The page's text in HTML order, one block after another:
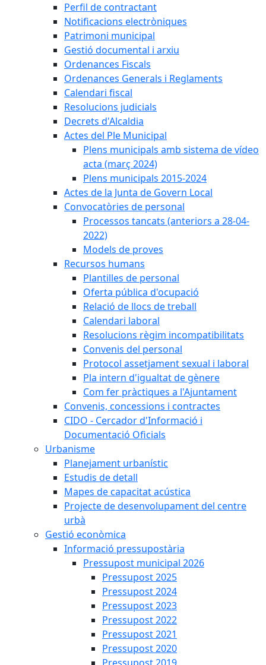
Perfil de contractant
Notificacions electròniques
Patrimoni municipal
Gestió documental i arxiu
Ordenances Fiscals
Ordenances Generals i Reglaments
Calendari fiscal
Resolucions judicials
Decrets d'Alcaldia
Actes del Ple Municipal
Plens municipals amb sistema de vídeo
acta (març 2024)
Plens municipals 2015-2024
Actes de la Junta de Govern Local
Convocatòries de personal
Processos tancats (anteriors a 28-04-
2022)
Models de proves
Recursos humans
Plantilles de personal
Oferta pública d'ocupació
Relació de llocs de treball
Calendari laboral
Resolucions règim incompatibilitats
Convenis del personal
Protocol assetjament sexual i laboral
Pla intern d'igualtat de gènere
Com fer pràctiques a l'Ajuntament
Convenis, concessions i contractes
CIDO - Cercador d'Informació i
Documentació Oficials
Urbanisme
Planejament urbanístic
Estudis de detall
Mapes de capacitat acústica
Projecte de desenvolupament del centre
urbà
Gestió econòmica
Informació pressupostària
Pressupost municipal 2026
Pressupost 2025
Pressupost 2024
Pressupost 2023
Pressupost 2022
Pressupost 2021
Pressupost 2020